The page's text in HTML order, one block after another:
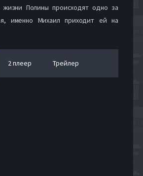
Полины происходят одно за
именно Михаил приходит ей на
2 плеер Трейлер